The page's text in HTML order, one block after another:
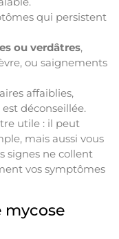
qui persistent
ou verdâtres,
ou saignements
affaiblies,
déconseillée.
utile : il peut
mais aussi vous
signes ne collent
vos symptômes
mycose